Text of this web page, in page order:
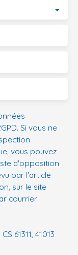
Si vous ne
vous pouvez
d'opposition
par l'article
sur le site
courrier
61311, 41013